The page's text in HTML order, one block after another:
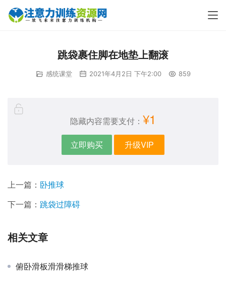
跳袋裹住脚在地垫上翻滚
感统课堂 2021年4月2日 下午2:00 859
隐藏内容需要支付： ¥1
立即购买 升级VIP
上一篇： 卧推球
下一篇： 跳袋过障碍
相关文章
俯卧滑板滑滑梯推球